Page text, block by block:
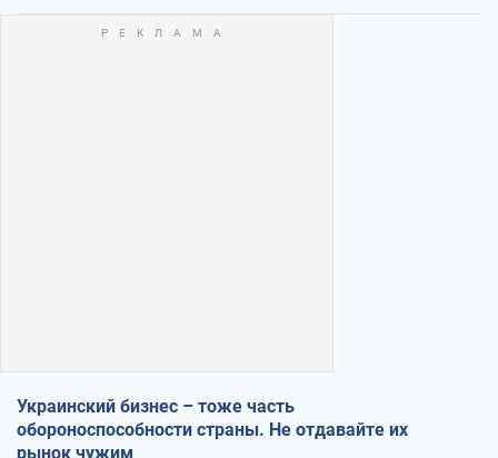
Украинский бизнес – тоже часть
обороноспособности страны. Не отдавайте их
рынок чужим